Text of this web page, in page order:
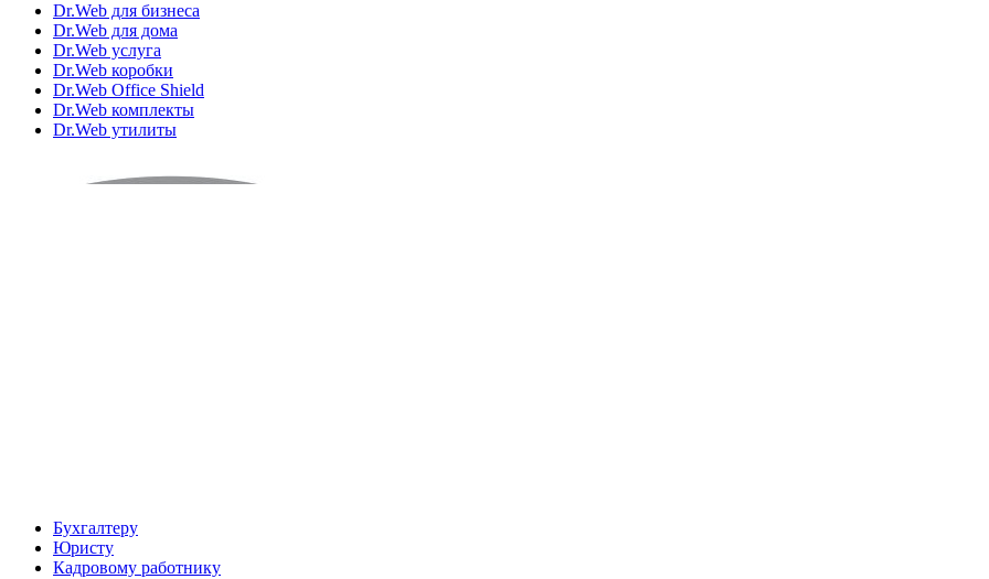
Dr.Web для бизнеса
Dr.Web для дома
Dr.Web услуга
Dr.Web коробки
Dr.Web Office Shield
Dr.Web комплекты
Dr.Web утилиты
Бухгалтеру
Юристу
Кадровому работнику